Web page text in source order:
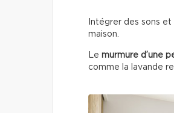
Intégrer des sons
maison.
Le murmure d’une
comme la lavande